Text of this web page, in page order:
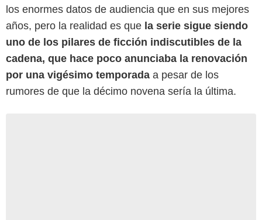
los enormes datos de audiencia que en sus mejores
años, pero la realidad es que la serie sigue siendo
uno de los pilares de ficción indiscutibles de la
cadena, que hace poco anunciaba la renovación
por una vigésimo temporada a pesar de los
rumores de que la décimo novena sería la última.